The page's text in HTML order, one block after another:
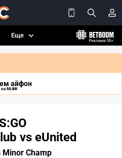
Еще
айфон
MLBB
vs eUnited
Champ